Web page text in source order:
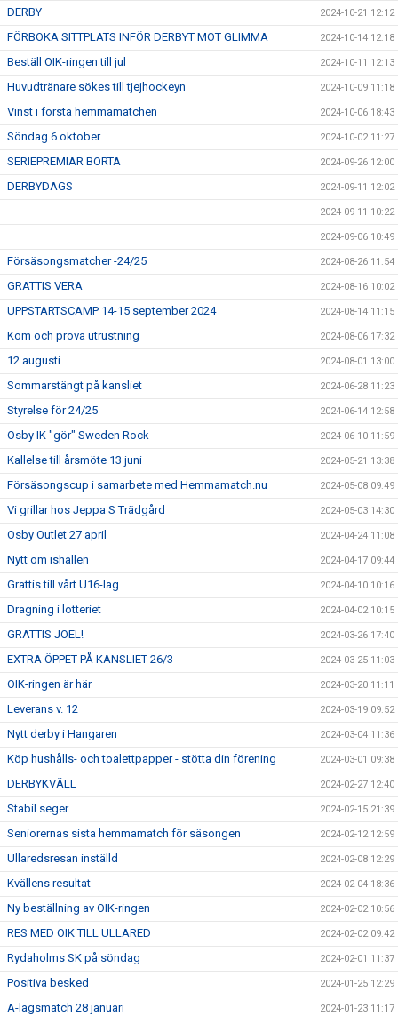
DERBY 2024-10-21 12:12
FÖRBOKA SITTPLATS INFÖR DERBYT MOT GLIMMA 2024-10-14 12:18
Beställ OIK-ringen till jul 2024-10-11 12:13
Huvudtränare sökes till tjejhockeyn 2024-10-09 11:18
Vinst i första hemmamatchen 2024-10-06 18:43
Söndag 6 oktober 2024-10-02 11:27
SERIEPREMIÄR BORTA 2024-09-26 12:00
DERBYDAGS 2024-09-11 12:02
2024-09-11 10:22
2024-09-06 10:49
Försäsongsmatcher -24/25 2024-08-26 11:54
GRATTIS VERA 2024-08-16 10:02
UPPSTARTSCAMP 14-15 september 2024 2024-08-14 11:15
Kom och prova utrustning 2024-08-06 17:32
12 augusti 2024-08-01 13:00
Sommarstängt på kansliet 2024-06-28 11:23
Styrelse för 24/25 2024-06-14 12:58
Osby IK "gör" Sweden Rock 2024-06-10 11:59
Kallelse till årsmöte 13 juni 2024-05-21 13:38
Försäsongscup i samarbete med Hemmamatch.nu 2024-05-08 09:49
Vi grillar hos Jeppa S Trädgård 2024-05-03 14:30
Osby Outlet 27 april 2024-04-24 11:08
Nytt om ishallen 2024-04-17 09:44
Grattis till vårt U16-lag 2024-04-10 10:16
Dragning i lotteriet 2024-04-02 10:15
GRATTIS JOEL! 2024-03-26 17:40
EXTRA ÖPPET PÅ KANSLIET 26/3 2024-03-25 11:03
OIK-ringen är här 2024-03-20 11:11
Leverans v. 12 2024-03-19 09:52
Nytt derby i Hangaren 2024-03-04 11:36
Köp hushålls- och toalettpapper - stötta din förening 2024-03-01 09:38
DERBYKVÄLL 2024-02-27 12:40
Stabil seger 2024-02-15 21:39
Seniorernas sista hemmamatch för säsongen 2024-02-12 12:59
Ullaredsresan inställd 2024-02-08 12:29
Kvällens resultat 2024-02-04 18:36
Ny beställning av OIK-ringen 2024-02-02 10:56
RES MED OIK TILL ULLARED 2024-02-02 09:42
Rydaholms SK på söndag 2024-02-01 11:37
Positiva besked 2024-01-25 12:29
A-lagsmatch 28 januari 2024-01-23 11:17